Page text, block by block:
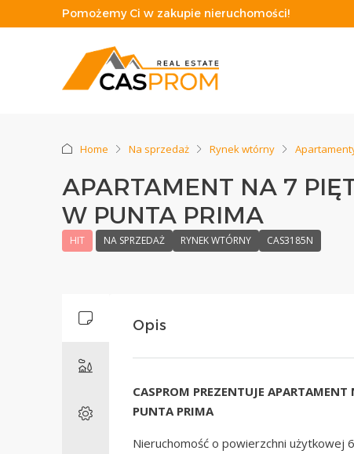
Pomożemy Ci w zakupie nieruchomości!
Home Na sprzedaż Rynek wtórny
APARTAMENT NA 7
W PUNTA PRIMA
HIT NA SPRZEDAŻ RYNEK WTÓRNY CAS3185N
Opis
CASPROM PREZENTUJE
PUNTA PRIMA
Nieruchomość o powierzchni użytkowej